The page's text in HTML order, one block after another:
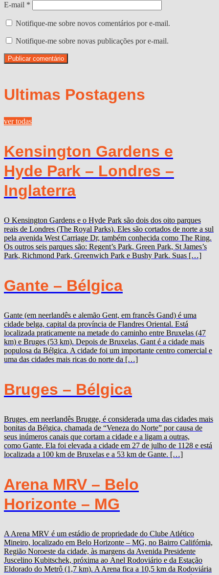
E-mail *
Notifique-me sobre novos comentários por e-mail.
Notifique-me sobre novas publicações por e-mail.
Ultimas Postagens
ver todas
Kensington Gardens e
Hyde Park – Londres –
Inglaterra
O Kensington Gardens e o Hyde Park são dois dos oito parques
reais de Londres (The Royal Parks). Eles são cortados de norte a sul
pela avenida West Carriage Dr, também conhecida como The Ring.
Os outros seis parques são: Regent’s Park, Green Park, St James’s
Park, Richmond Park, Greenwich Park e Bushy Park. Suas […]
Gante – Bélgica
Gante (em neerlandês e alemão Gent, em francês Gand) é uma
cidade belga, capital da província de Flandres Oriental. Está
localizada praticamente na metade do caminho entre Bruxelas (47
km) e Bruges (53 km). Depois de Bruxelas, Gant é a cidade mais
populosa da Bélgica. A cidade foi um importante centro comercial e
uma das cidades mais ricas do norte da […]
Bruges – Bélgica
Bruges, em neerlandês Brugge, é considerada uma das cidades mais
bonitas da Bélgica, chamada de “Veneza do Norte” por causa de
seus inúmeros canais que cortam a cidade e a ligam a outras,
como Gante. Ela foi elevada a cidade em 27 de julho de 1128 e está
localizada a 100 km de Bruxelas e a 53 km de Gante. […]
Arena MRV – Belo
Horizonte – MG
A Arena MRV é um estádio de propriedade do Clube Atlético
Mineiro, localizado em Belo Horizonte – MG, no Bairro Califórnia,
Região Noroeste da cidade, às margens da Avenida Presidente
Juscelino Kubitschek, próxima ao Anel Rodoviário e da Estação
Eldorado do Metrô (1,7 km). A Arena fica a 10,5 km da Rodoviária